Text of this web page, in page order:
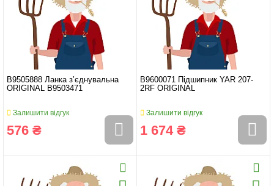
B9505888 Ланка з’єднувальна
ORIGINAL B9503471
Залишити відгук
576 ₴
B9600071 Підшипник YAR 207-
2RF ORIGINAL
Залишити відгук
1 674 ₴